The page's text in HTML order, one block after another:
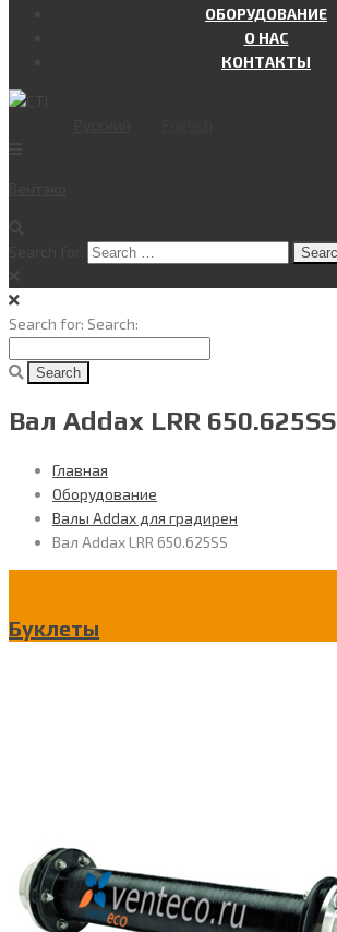
ОБОРУДОВАНИЕ
О НАС
КОНТАКТЫ
Search for: Search:
Вал Addax LRR 650.625SS
Главная
Оборудование
Валы Addax для градирен
Вал Addax LRR 650.625SS
Буклеты